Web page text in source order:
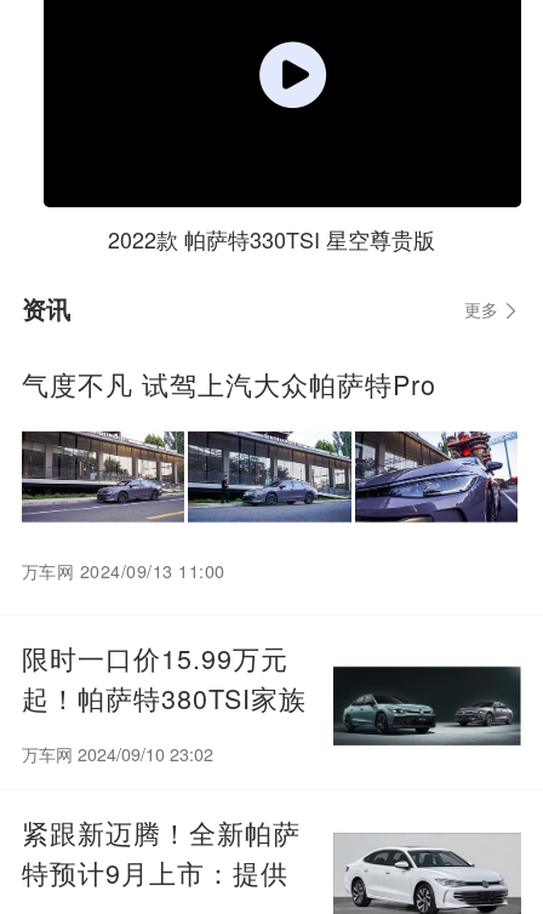
2022款 帕萨特330TSI 星空尊贵版
资讯 更多
气度不凡 试驾上汽大众帕萨特Pro
万车网 2024/09/13 11:00
限时一口价15.99万元
起！帕萨特380TSI家族
越级上市
万车网 2024/09/10 23:02
紧跟新迈腾！全新帕萨
特预计9月上市：提供